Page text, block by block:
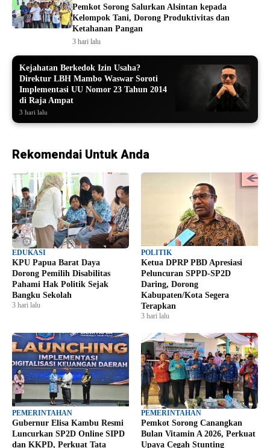
Pemkot Sorong Salurkan Alsintan kepada
Kelompok Tani, Dorong Produktivitas dan
Ketahanan Pangan
3 hari lalu
Kejahatan Berkedok Izin Usaha?
Direktur LBH Mambo Waswar Soroti
Implementasi UU Nomor 23 Tahun 2014
di Raja Ampat
3 hari lalu
Rekomendai Untuk Anda
EDUKASI
KPU Papua Barat Daya
Dorong Pemilih Disabilitas
Pahami Hak Politik Sejak
Bangku Sekolah
3 hari lalu
POLITIK
Ketua DPRP PBD Apresiasi
Peluncuran SPPD-SP2D
Daring, Dorong
Kabupaten/Kota Segera
Terapkan
3 hari lalu
PEMERINTAHAN
Gubernur Elisa Kambu Resmi
Luncurkan SP2D Online SIPD
dan KKPD, Perkuat Tata
PEMERINTAHAN
Pemkot Sorong Canangkan
Bulan Vitamin A 2026, Perkuat
Upaya Cegah Stunting